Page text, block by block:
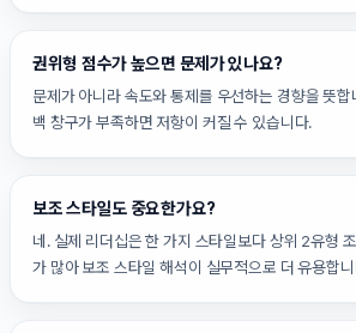
권위형 점수가 높으면 문제가 있나요?
문제가 아니라 속도와 통제를 우선하는 경향을 뜻합
백 창구가 부족하면 저항이 커질 수 있습니다.
보조 스타일도 중요한가요?
네. 실제 리더십은 한 가지 스타일보다 상위 2유형
가 많아 보조 스타일 해석이 실무적으로 더 유용합